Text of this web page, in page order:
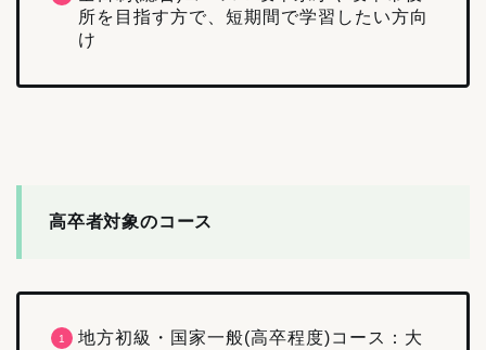
所を目指す方で、短期間で学習したい方向
け
高卒者対象のコース
地方初級・国家一般(高卒程度)コース：大